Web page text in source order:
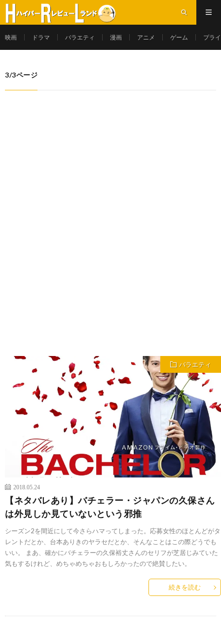
映画 ドラマ バラエティ 漫画 アニメ ゲーム プラ
3/3ページ
バラエティ
2018.05.24
【ネタバレあり】バチェラー・ジャパンの久保さん
は外見しか見ていないという邪推
シーズン2を間近にして今さらハマってしまった。応募女性のほとんどがタ
レントだとか、台本ありきのヤラセだとか、そんなことはこの際どうでも
いい。 まあ、確かにバチェラーの久保裕丈さんのセリフが芝居じみていた
気もするけれど、めちゃめちゃおもしろかったので絶賛したい。
続きを読む